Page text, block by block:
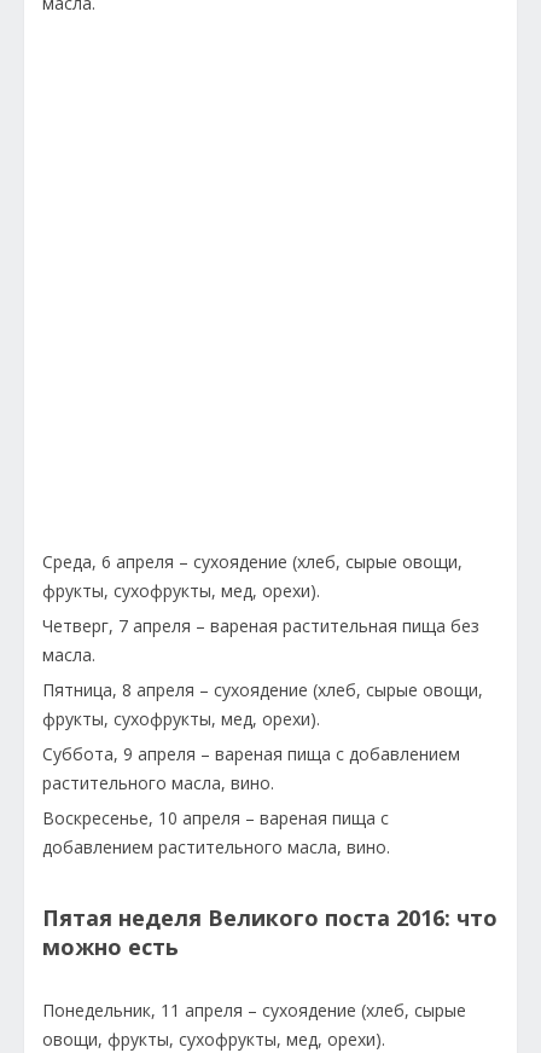
Среда, 6 апреля – сухоядение (хлеб, сырые овощи,
фрукты, сухофрукты, мед, орехи).
Четверг, 7 апреля – вареная растительная пища без
масла.
Пятница, 8 апреля – сухоядение (хлеб, сырые овощи,
фрукты, сухофрукты, мед, орехи).
Суббота, 9 апреля – вареная пища с добавлением
растительного масла, вино.
Воскресенье, 10 апреля – вареная пища с
добавлением растительного масла, вино.
Пятая неделя Великого поста 2016: что
можно есть
Понедельник, 11 апреля – сухоядение (хлеб, сырые
овощи, фрукты, сухофрукты, мед, орехи).